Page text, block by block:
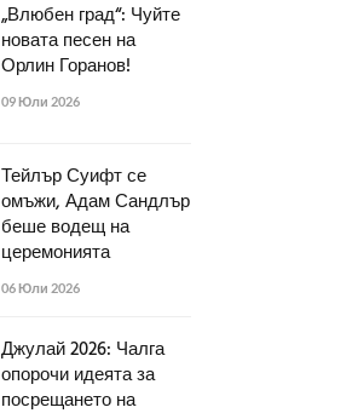
„Влюбен град“: Чуйте
новата песен на
Орлин Горанов!
09 Юли 2026
Тейлър Суифт се
омъжи, Адам Сандлър
беше водещ на
церемонията
06 Юли 2026
Джулай 2026: Чалга
опорочи идеята за
посрещането на